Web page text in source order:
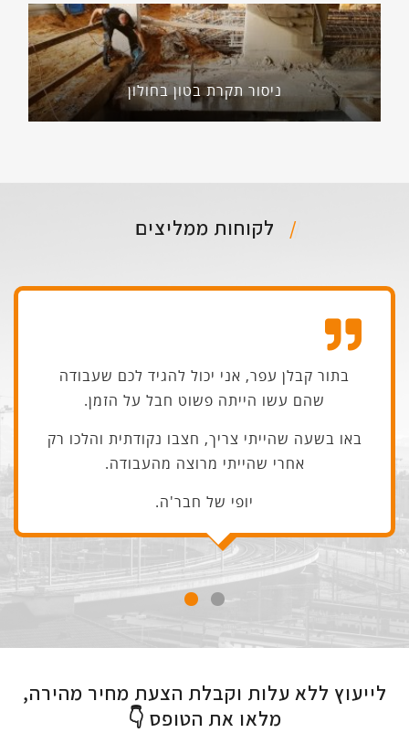
ניסור תקרת בטון בחולון
לקוחות ממליצים
בתור קבלן עפר, אני יכול להגיד לכם שעבודה
שהם עשו הייתה פשוט חבל על הזמן.
באו בשעה שהייתי צריך, חצבו נקודתית והלכו רק
אחרי שהייתי מרוצה מהעבודה.
יופי של חבר'ה.
לייעוץ ללא עלות וקבלת הצעת מחיר מהירה,
מלאו את הטופס 👇